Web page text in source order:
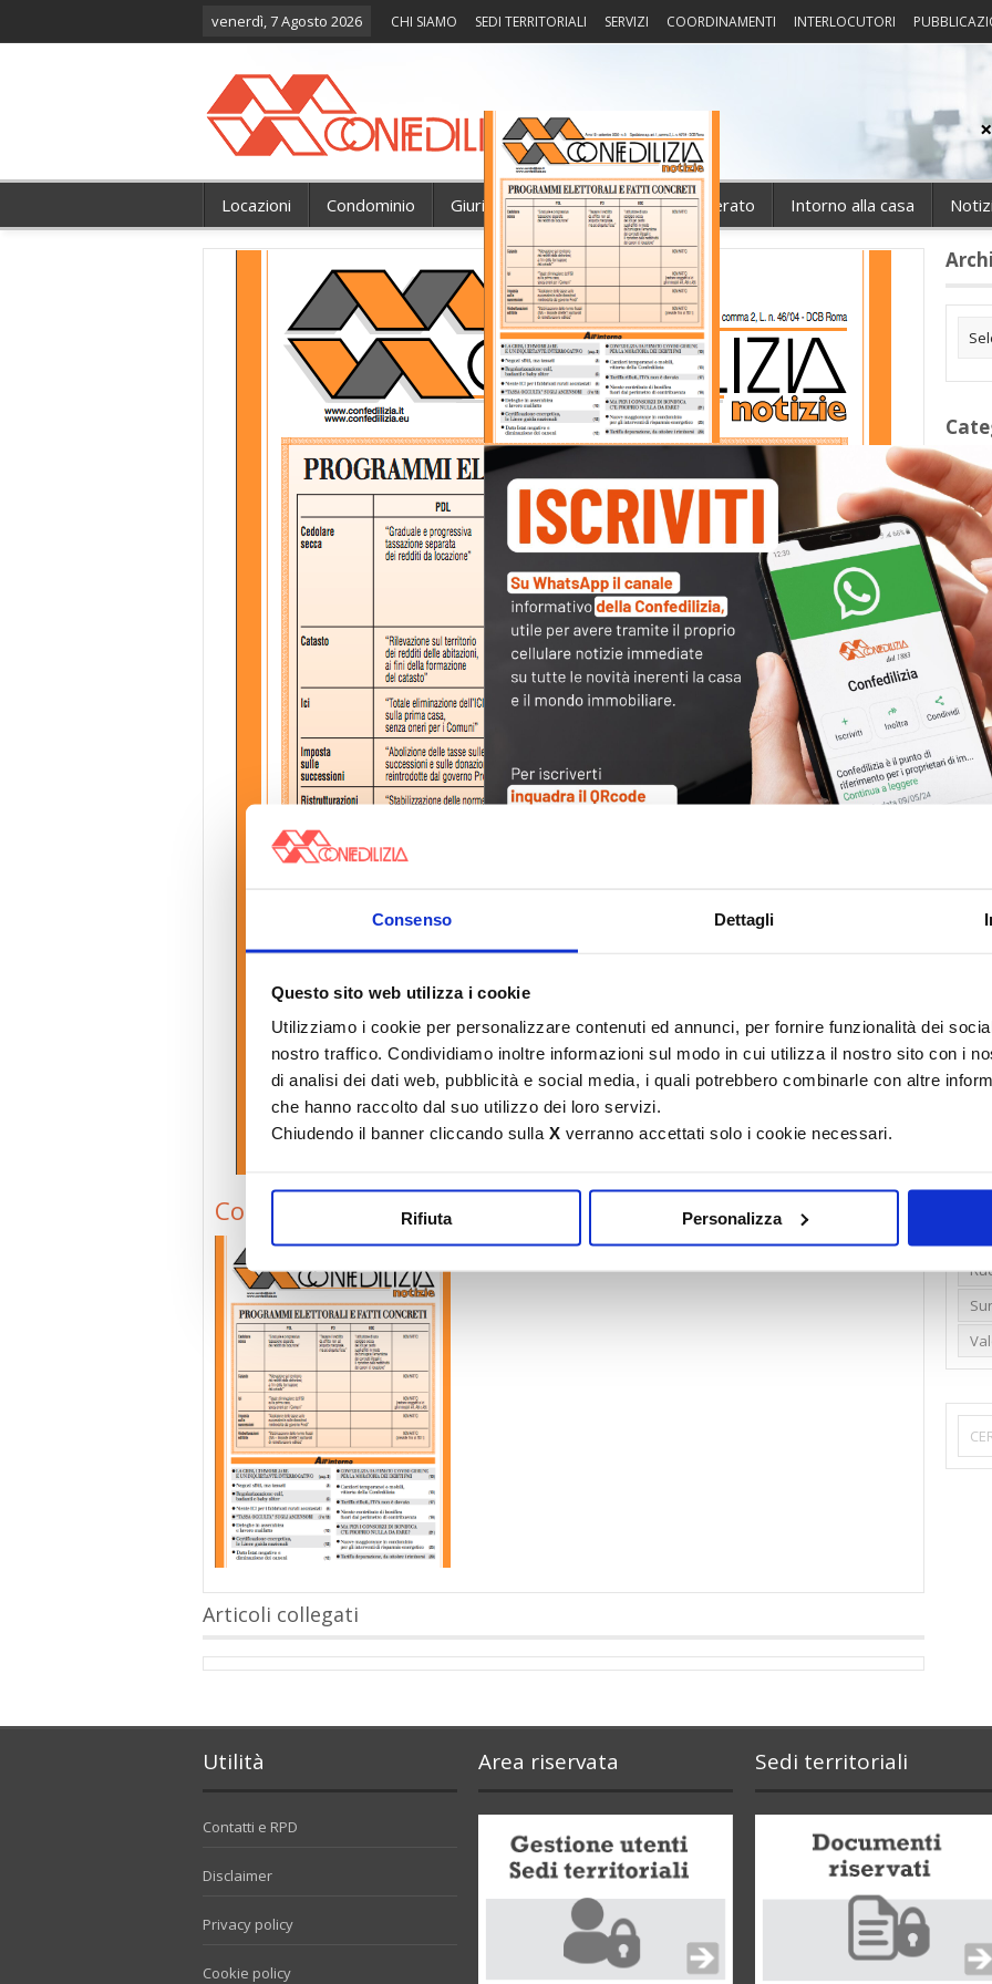
Consenso Dettagli
Questo sito web utilizza i cookie
Utilizziamo i cookie per personalizzare contenuti ed annunci, per fornire funzionalità dei
nostro traffico. Condividiamo inoltre informazioni sul modo in cui utilizza il nostro sito con i
di analisi dei dati web, pubblicità e social media, i quali potrebbero combinarle con altre
che hanno raccolto dal suo utilizzo dei loro servizi.
Chiudendo il banner cliccando sulla X verranno accettati solo i cookie necessari.
Rifiuta Personalizza
venerdì, 7 Agosto 2026 CHI SIAMO SEDI TERRITORIALI SERVIZI COORDINAMENTI INTERLOCUTORI
Locazioni Condominio Giurisprudenza Fisco Portierato Intorno alla casa
Confedilizia notizie – Settembre 2009
Articoli collegati
Tag
Utilità
Contatti e RPD
Disclaimer
Privacy policy
Cookie policy
Area riservata Sedi territoriali